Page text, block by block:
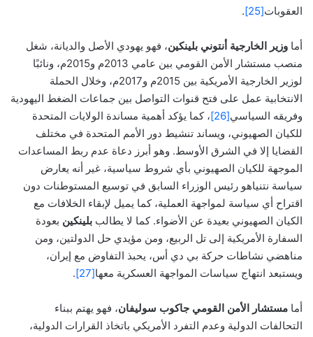
العقوبات[25]
.
أما وزير الخارجية أنتوني بلينكين، فهو يهودي الأصل والديانة، شغل
منصب مستشار الأمن القومي بين عامي 2013م و2015م، ونائبًا
لوزير الخارجية الأمريكية بين 2015م و2017م، وخلال الحملة
الانتخابية عمل على فتح قنوات التواصل بين جماعات الضغط اليهودية
وفريقه السياسي[26]
، كما يؤكد أهمية مساندة الولايات المتحدة
للكيان الصهيوني، ويساند تنشيط دور الأمم المتحدة في مختلف
القضايا إلا في الشرق الأوسط. وهو أبرز دعاة عدم ربط المساعدات
الموجهة للكيان الصهيوني بأي شروط سياسية، غير أنه يعارض
سياسة نتنياهو رئيس الوزراء السابق في توسيع المستوطنات دون
اقتراح أي سياسة لمواجهة العملية، كما يميل لإبقاء الخلافات مع
الكيان الصهيوني بعيدة عن الأضواء. كما لا يطالب بلينكين بعودة
السفارة الأمريكية إلى تل الربيع، ومن مؤيدي حل الدولتين، ومن
مناهضي نشاطات حركة بي دي أس، يحبذ التفاوض مع إيران،
ويستبعد انتهاج سياسات المواجهة العسكرية معها[27]
.
أما مستشار الأمن القومي جاكوب سوليفان، فهو يهتم ببناء
التحالفات الدولية وعدم التفرد الأمريكي باتخاذ القرارات الدولية،